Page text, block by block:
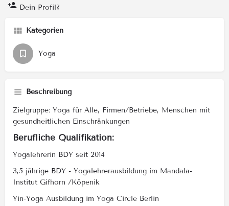
Dein Profil?
Kategorien
Yoga
Beschreibung
Zielgruppe: Yoga für Alle, Firmen/Betriebe, Menschen mit
gesundheitlichen Einschränkungen
Berufliche Qualifikation:
Yogalehrerin BDY seit 2014
3,5 jährige BDY - Yogalehrerausbildung im Mandala-
Institut Gifhorn /Köpenik
Yin-Yoga Ausbildung im Yoga Circle Berlin